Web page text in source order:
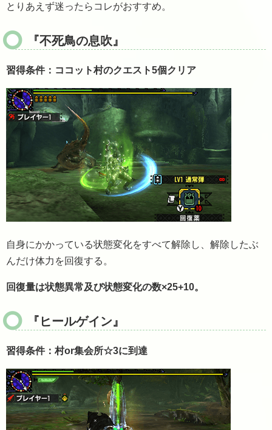
とりあえず迷ったらコレがおすすめ。
『不死鳥の息吹』
習得条件：ココット村のクエスト5個クリア
自身にかかっている状態変化をすべて解除し、解除したぶ
んだけ体力を回復する。
回復量は状態異常及び状態変化の数×25+10。
『ヒールゲイン』
習得条件：村or集会所☆3に到達